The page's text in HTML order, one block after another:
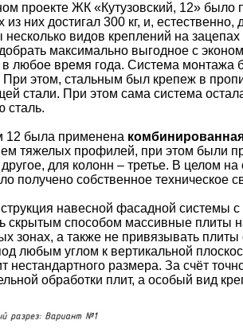
проекте ЖК «Кутузовский, 12»
из них достигал 300 кг, и,
несколько видов креплений на
максимально выгодное с
в любое время года. Система
При этом, стальным был крепеж в
стали. При этом сама система
сталь.
12 была применена
тяжелых профилей, при этом были
для колонн – третье. В целом
получено собственное техническое
навесной фасадной системы
скрытым способом массивные плиты
зонах, а также не привязывать
любым углом к вертикальной
нестандартного размера. За счёт
обработки плит, а особый вид